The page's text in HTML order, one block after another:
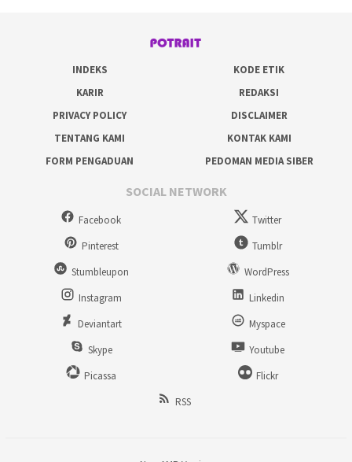
INDEKS
KODE ETIK
KARIR
REDAKSI
PRIVACY POLICY
DISCLAIMER
TENTANG KAMI
KONTAK KAMI
FORM PENGADUAN
PEDOMAN MEDIA SIBER
SOCIAL NETWORK
Facebook
Twitter
Pinterest
Tumblr
Stumbleupon
WordPress
Instagram
Linkedin
Deviantart
Myspace
Skype
Youtube
Picassa
Flickr
RSS